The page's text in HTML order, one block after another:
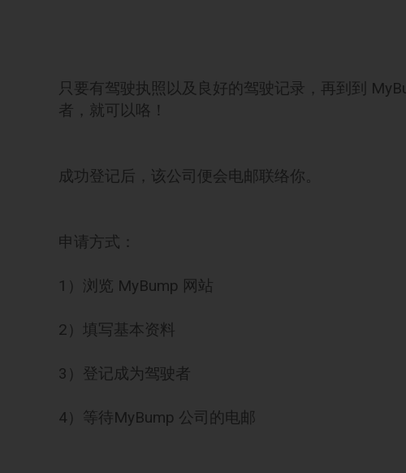
只要有驾驶执照以及良好的驾驶记录，再到到
者，就可以咯！
成功登记后，该公司便会电邮联络你。
申请方式：
1）浏览 MyBump 网站
2）填写基本资料
3）登记成为驾驶者
4）等待MyBump 公司的电邮